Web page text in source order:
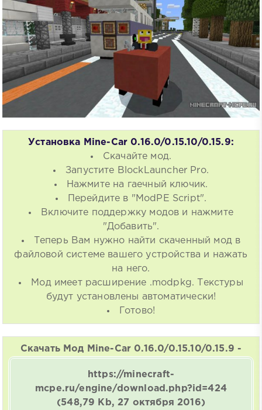
Установка Mine-Car 0.16.0/0.15.10/0.15.9:
Скачайте мод.
Запустите BlockLauncher Pro.
Нажмите на гаечный ключик.
Перейдите в "ModPE Script".
Включите поддержку модов и нажмите
"Добавить".
Теперь Вам нужно найти скаченный мод в
файловой системе вашего устройства и нажать
на него.
Мод имеет расширение .modpkg. Текстуры
будут установлены автоматически!
Готово!
Скачать Мод Mine-Car 0.16.0/0.15.10/0.15.9 -
https://minecraft-
mcpe.ru/engine/download.php?id=424
(548,79 Kb, 27 октября 2016)